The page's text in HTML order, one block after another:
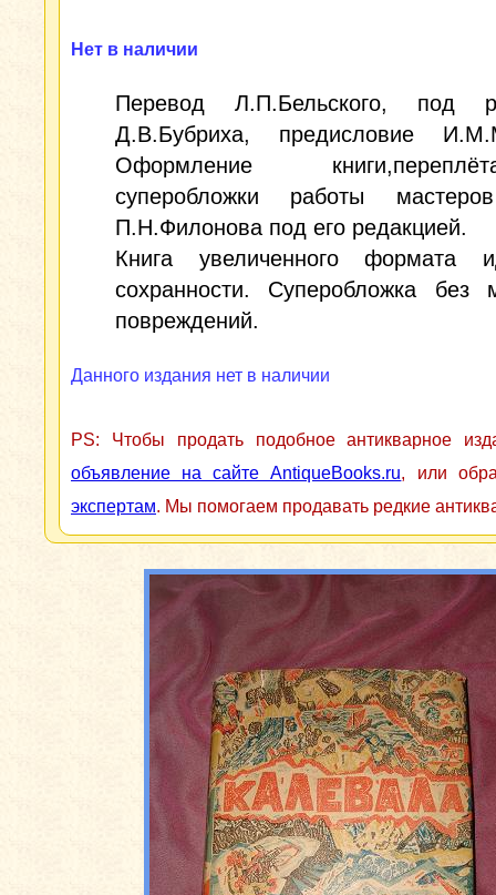
Нет в наличии
Перевод Л.П.Бельского, под
Д.В.Бубриха, предисловие
Оформление
суперобложки работы
П.Н.Филонова под его редакцией.
Книга увеличенного формата
сохранности. Суперобложка без
повреждений.
Данного издания нет в наличии
PS: Чтобы продать подобное антикварное
объявление на сайте AntiqueBooks.ru, или
экспертам. Мы помогаем продавать редкие